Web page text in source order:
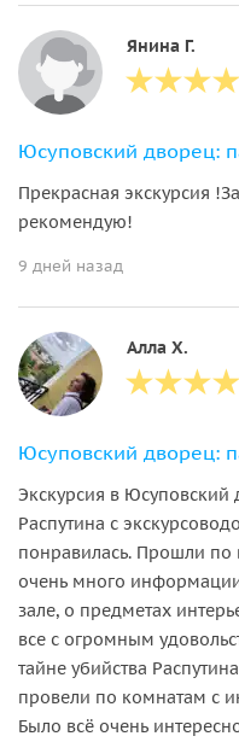
Янина Г.
Прекрасная экскурсия
рекомендую!
9 дней назад
Алла Х.
Экскурсия в Юсуповский
Распутина с
понравилась. Прошли по
очень много
зале, о предметах
все с огромным
тайне убийства
провели по комнатам с
Было всё очень